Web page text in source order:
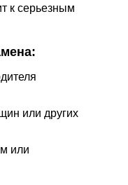
к серьезным
или других
или